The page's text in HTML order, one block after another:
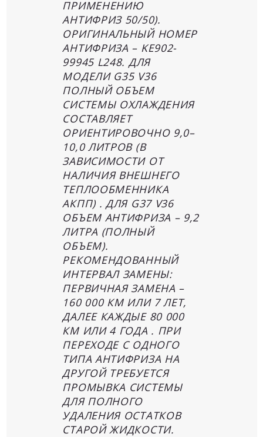
ПРИМЕНЕНИЮ
АНТИФРИЗ 50/50).
ОРИГИНАЛЬНЫЙ НОМЕР
АНТИФРИЗА – KE902-
99945 L248. ДЛЯ
МОДЕЛИ G35 V36
ПОЛНЫЙ ОБЪЕМ
СИСТЕМЫ ОХЛАЖДЕНИЯ
СОСТАВЛЯЕТ
ОРИЕНТИРОВОЧНО 9,0–
10,0 ЛИТРОВ (В
ЗАВИСИМОСТИ ОТ
НАЛИЧИЯ ВНЕШНЕГО
ТЕПЛООБМЕННИКА
АКПП) . ДЛЯ G37 V36
ОБЪЕМ АНТИФРИЗА – 9,2
ЛИТРА (ПОЛНЫЙ
ОБЪЕМ).
РЕКОМЕНДОВАННЫЙ
ИНТЕРВАЛ ЗАМЕНЫ:
ПЕРВИЧНАЯ ЗАМЕНА –
160 000 КМ ИЛИ 7 ЛЕТ,
ДАЛЕЕ КАЖДЫЕ 80 000
КМ ИЛИ 4 ГОДА . ПРИ
ПЕРЕХОДЕ С ОДНОГО
ТИПА АНТИФРИЗА НА
ДРУГОЙ ТРЕБУЕТСЯ
ПРОМЫВКА СИСТЕМЫ
ДЛЯ ПОЛНОГО
УДАЛЕНИЯ ОСТАТКОВ
СТАРОЙ ЖИДКОСТИ.